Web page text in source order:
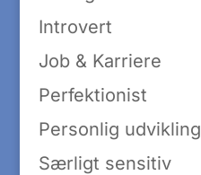
Introvert
Job & Karriere
Perfektionist
Personlig udvikling
Særligt sensitiv